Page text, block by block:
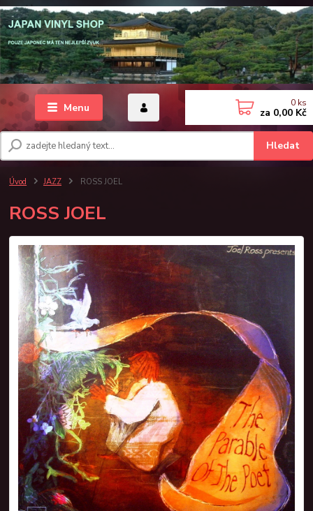
Menu
Hledat
0 ks
za 0,00 Kč
Úvod JAZZ ROSS JOEL
ROSS JOEL